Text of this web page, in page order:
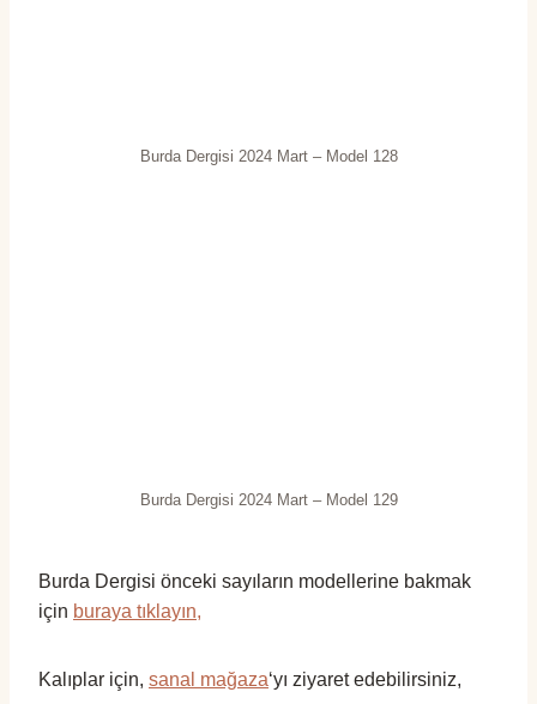
Burda Dergisi 2024 Mart – Model 128
Burda Dergisi 2024 Mart – Model 129
Burda Dergisi önceki sayıların modellerine bakmak
için buraya tıklayın,
Kalıplar için, sanal mağaza‘yı ziyaret edebilirsiniz,